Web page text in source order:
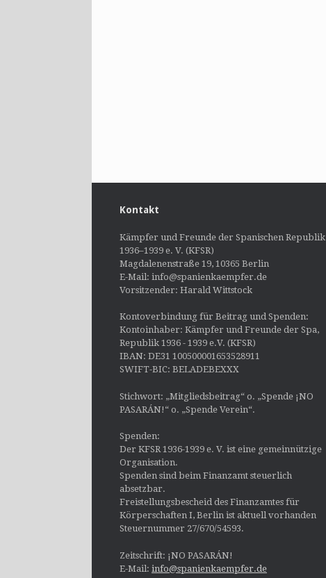
Kontakt
Kämpfer und Freunde der Spanischen Republik
1936–1939 e. V. (KFSR)
Magdalenenstraße 19, 10365 Berlin
E-Mail: info@spanienkaempfer.de
Vorsitzender: Harald Wittstock
Kontoverbindung für Beitrag und Spenden:
Kontoinhaber: Kämpfer und Freunde der Spa,
Republik 1936 - 1939 e.V. (KFSR)
IBAN: DE31 100500001653528911
SWIFT-BIC: BELADEBEXXX
Stichwort: „Mitgliedsbeitrag“ o. „Spende ¡NO
PASARÁN!“ o. „Spende Verein“.
Spenden:
Der KFSR 1936-1939 e. V. ist eine gemeinnützige
Organisation.
Spenden sind beim Finanzamt steuerlich
absetzbar.
Freistellungsbescheid des Finanzamtes für
Körperschaften I, Berlin ist aktuell vorhanden
Steuernummer 27/670/54593.
Zeitschrift: ¡NO PASARÁN!
E-Mail: info@spanienkaempfer.de